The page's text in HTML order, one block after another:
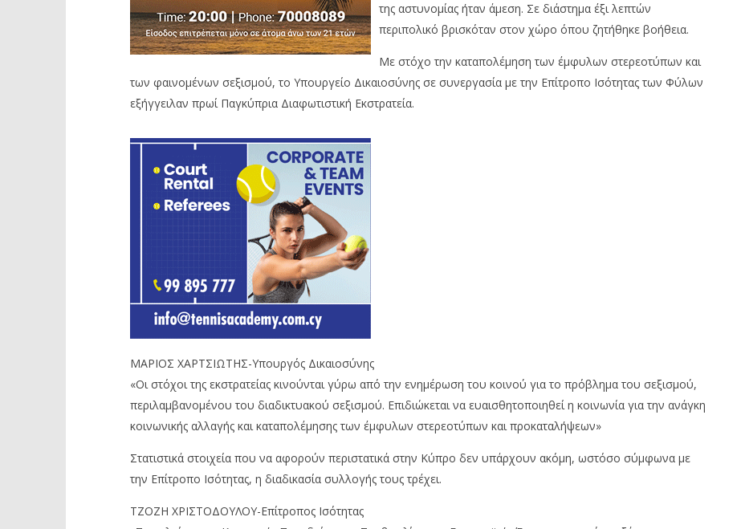
της αστυνομίας ήταν άμεση. Σε διάστημα έξι λεπτών
περιπολικό βρισκόταν στον χώρο όπου ζητήθηκε βοήθεια.
Με στόχο την καταπολέμηση των έμφυλων στερεοτύπων και
των φαινομένων σεξισμού, το Υπουργείο Δικαιοσύνης σε συνεργασία με την Επίτροπο Ισότητας των Φύλων
εξήγγειλαν πρωί Παγκύπρια Διαφωτιστική Εκστρατεία.
ΜΑΡΙΟΣ ΧΑΡΤΣΙΩΤΗΣ-Υπουργός Δικαιοσύνης
«Οι στόχοι της εκστρατείας κινούνται γύρω από την ενημέρωση του κοινού για το πρόβλημα του σεξισμού,
περιλαμβανομένου του διαδικτυακού σεξισμού. Επιδιώκεται να ευαισθητοποιηθεί η κοινωνία για την ανάγκη
κοινωνικής αλλαγής και καταπολέμησης των έμφυλων στερεοτύπων και προκαταλήψεων»
Στατιστικά στοιχεία που να αφορούν περιστατικά στην Κύπρο δεν υπάρχουν ακόμη, ωστόσο σύμφωνα με
την Επίτροπο Ισότητας, η διαδικασία συλλογής τους τρέχει.
ΤΖΟΖΗ ΧΡΙΣΤΟΔΟΥΛΟΥ-Επίτροπος Ισότητας